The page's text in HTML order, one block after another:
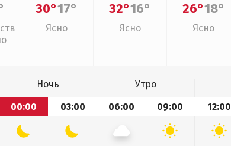
30°17°
Ясно
32°16°
Ясно
26°18°
Ясно
Ночь Утро
00:00
03:00 06:00 09:00 12:00